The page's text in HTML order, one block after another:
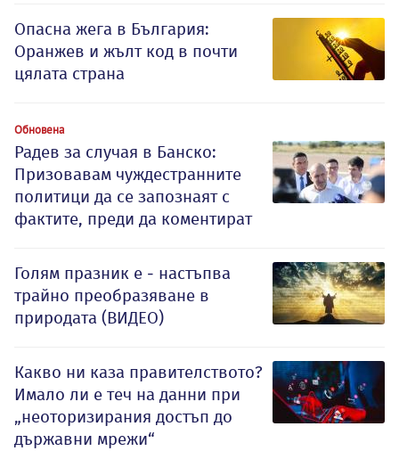
Опасна жега в България:
Оранжев и жълт код в почти
цялата страна
Обновена
Радев за случая в Банско:
Призовавам чуждестранните
политици да се запознаят с
фактите, преди да коментират
Голям празник е - настъпва
трайно преобразяване в
природата (ВИДЕО)
Какво ни каза правителството?
Имало ли е теч на данни при
„неоторизирания достъп до
държавни мрежи“